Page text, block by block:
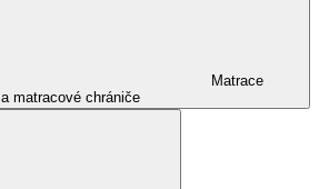
Matrace
a matracové chrániče